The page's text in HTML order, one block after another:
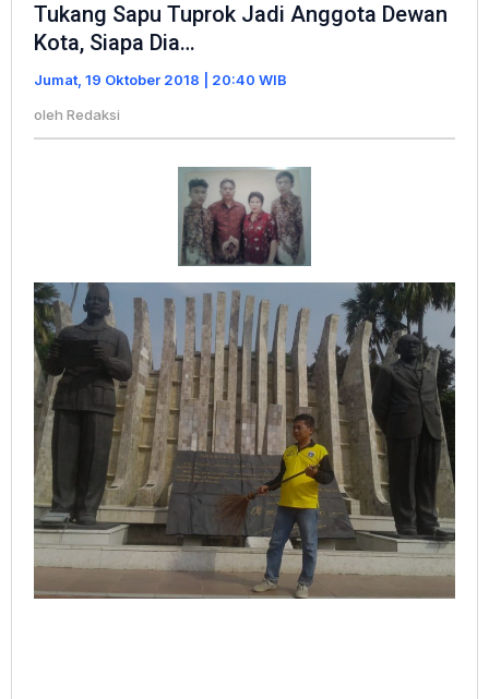
Tuprok
Anggota
Kota,
Siapa
Dia...
Tukang Sapu Tuprok Jadi Anggota Dewan
Kota, Siapa Dia…
Jumat, 19 Oktober 2018 | 20:40 WIB
oleh Redaksi